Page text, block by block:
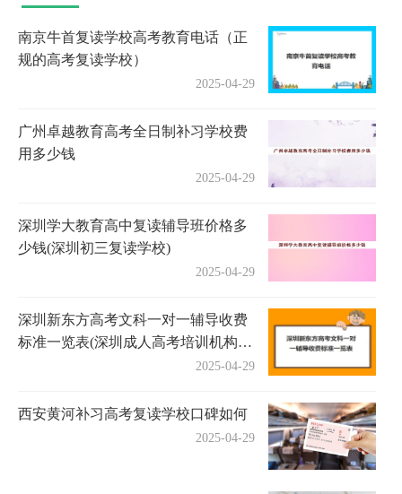
南京牛首复读学校高考教育电话（正
规的高考复读学校）
2025-04-29
广州卓越教育高考全日制补习学校费
用多少钱
2025-04-29
深圳学大教育高中复读辅导班价格多
少钱(深圳初三复读学校)
2025-04-29
深圳新东方高考文科一对一辅导收费
标准一览表(深圳成人高考培训机构有
2025-04-29
西安黄河补习高考复读学校口碑如何
2025-04-29